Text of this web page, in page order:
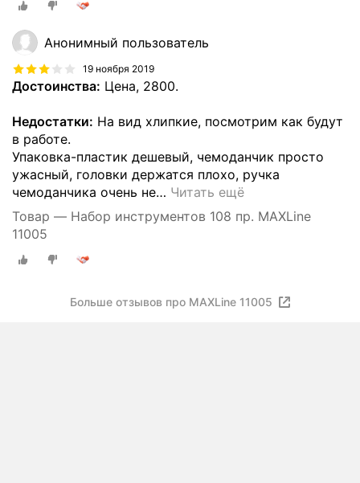
Анонимный пользователь
19 ноября 2019
Достоинства: Цена, 2800.
Недостатки: На вид хлипкие, посмотрим как будут
в работе.
Упаковка-пластик дешевый, чемоданчик просто
ужасный, головки держатся плохо, ручка
чемоданчика очень не… Читать ещё
Товар — Набор инструментов 108 пр. MAXLine
11005
Больше отзывов про MAXLine 11005